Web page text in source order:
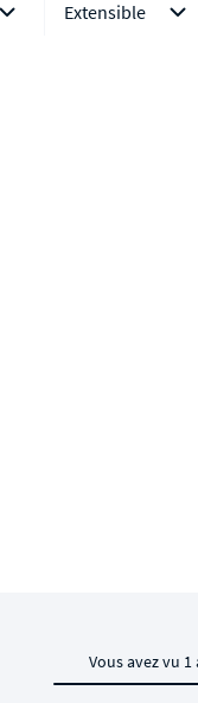
Extensible
Vous avez vu